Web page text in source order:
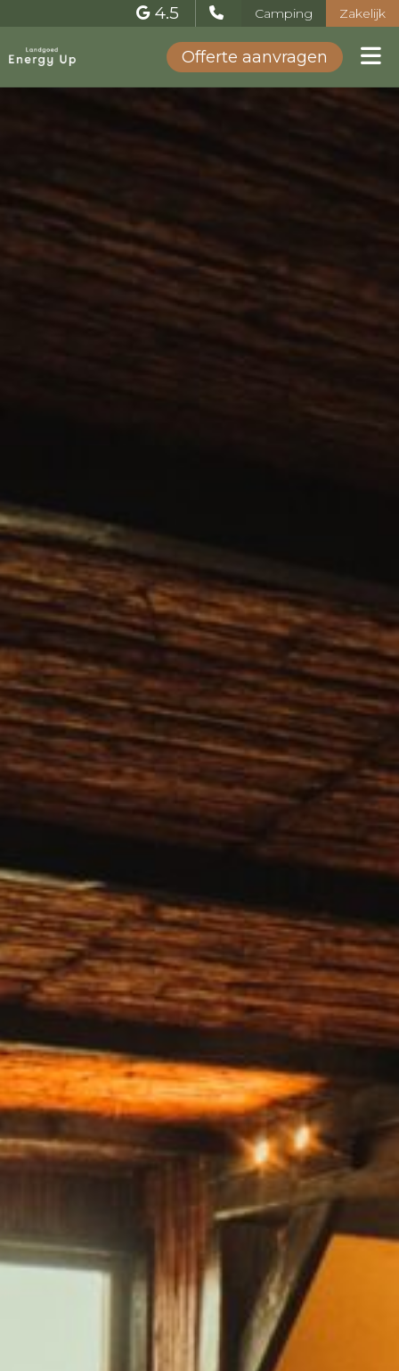
4.5 Camping Zakelijk
Offerte aanvragen